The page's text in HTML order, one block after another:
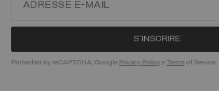
Protected by reCAPTCHA, Google Privacy Policy eTerms of Service.